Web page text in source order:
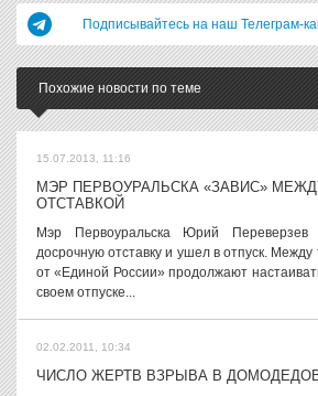
Подписывайтесь на наш Телеграм-
Похожие новости по теме
15.07.2013, 11:16
МЭР ПЕРВОУРАЛЬСКА «ЗАВИС»
ОТСТАВКОЙ
Мэр Первоуральска Юрий Переверзев
досрочную отставку и ушел в отпуск.
от «Единой России» продолжают
своем отпуске...
02.02.2011, 10:34
ЧИСЛО ЖЕРТВ ВЗРЫВА В